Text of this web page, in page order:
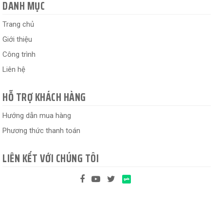
DANH MỤC
Trang chủ
Giới thiệu
Công trình
Liên hệ
HỖ TRỢ KHÁCH HÀNG
Hướng dẫn mua hàng
Phương thức thanh toán
LIÊN KẾT VỚI CHÚNG TÔI